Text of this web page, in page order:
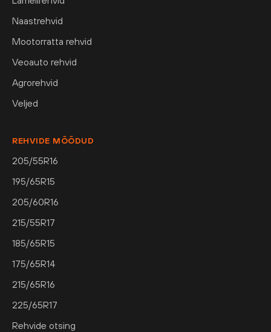
Naastrehvid
Mootorratta rehvid
Veoauto rehvid
Agrorehvid
Veljed
REHVIDE MÕÕDUD
205/55R16
195/65R15
205/60R16
215/55R17
185/65R15
175/65R14
215/65R16
225/65R17
Rehvide otsing